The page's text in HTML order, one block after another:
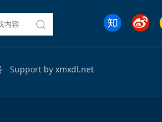
Support by xmxdl.net